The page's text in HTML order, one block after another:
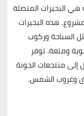
هي البحيرات المتصلة
هذه البحيرات
السباحة وركوب
ومتعة. توفر
إلى منتجعات الجونة
وغروب الشمس.